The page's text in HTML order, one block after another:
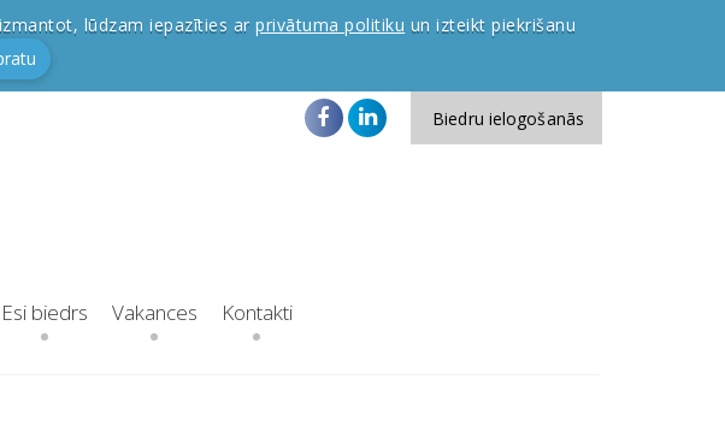
lūdzam iepazīties arprivātuma politiku un izteikt piekrišanu
Biedru ielogošanās
Esi biedrs Vakances Kontakti